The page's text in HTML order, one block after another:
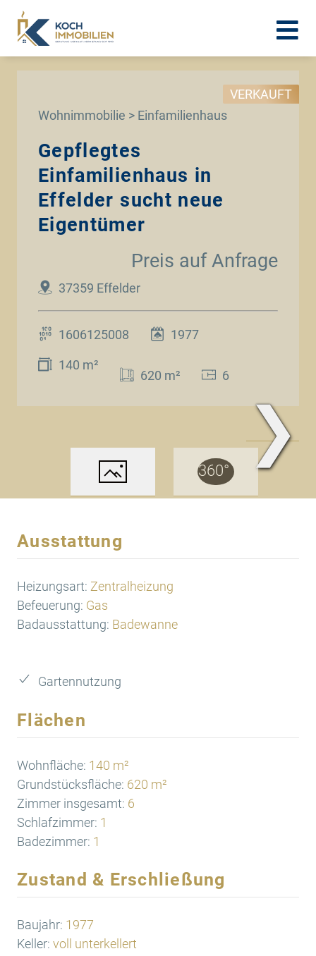
Wohnimmobilie > Einfamilienhaus
VERKAUFT
Gepflegtes
Einfamilienhaus in
Effelder sucht neue
Eigentümer
37359 Effelder
Preis auf Anfrage
1606125008 1977
140 m²
620 m² 6
❯
Ausstattung
Heizungsart: Zentralheizung
Befeuerung: Gas
Badausstattung: Badewanne
Gartennutzung
Flächen
Wohnfläche: 140 m²
Grundstücksfläche: 620 m²
Zimmer insgesamt: 6
Schlafzimmer: 1
Badezimmer: 1
Zustand & Erschließung
Baujahr: 1977
Keller: voll unterkellert